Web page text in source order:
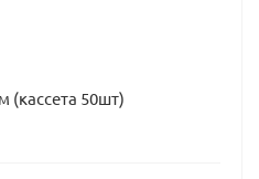
(кассета 50шт)